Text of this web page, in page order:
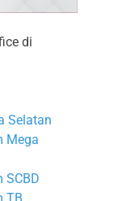
di
Selatan
Mega
SCBD